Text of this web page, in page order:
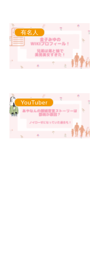
有名人
YouTuber